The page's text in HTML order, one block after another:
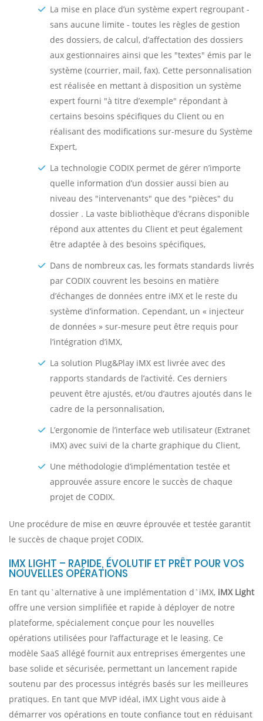
La mise en place d’un système expert regroupant -
sans aucune limite - toutes les règles de gestion
des dossiers, de calcul, d’affectation des dossiers
aux gestionnaires ainsi que les "textes" émis par le
système (courrier, mail, fax). Cette personnalisation
est réalisée en mettant à disposition un système
expert fourni "à titre d’exemple" répondant à
certains besoins spécifiques du Client ou en
réalisant des modifications sur-mesure du Système
Expert,
La technologie CODIX permet de gérer n’importe
quelle information d’un dossier aussi bien au
niveau des "intervenants" que des "pièces" du
dossier . La vaste bibliothèque d’écrans disponible
répond aux attentes du Client et peut également
être adaptée à des besoins spécifiques,
Dans de nombreux cas, les formats standards livrés
par CODIX couvrent les besoins en matière
d’échanges de données entre iMX et le reste du
système d’information. Cependant, un « injecteur
de données » sur-mesure peut être requis pour
l’intégration d’iMX,
La solution Plug&Play iMX est livrée avec des
rapports standards de l’activité. Ces derniers
peuvent être ajustés, et/ou d’autres ajoutés dans le
cadre de la personnalisation,
L’ergonomie de l’interface web utilisateur (Extranet
iMX) avec suivi de la charte graphique du Client,
Une méthodologie d’implémentation testée et
approuvée assure encore le succès de chaque
projet de CODIX.
Une procédure de mise en œuvre éprouvée et testée garantit
le succès de chaque projet CODIX.
IMX LIGHT – RAPIDE, ÉVOLUTIF ET PRÊT POUR VOS
NOUVELLES OPÉRATIONS
En tant qu`alternative à une implémentation d`iMX, iMX Light
offre une version simplifiée et rapide à déployer de notre
plateforme, spécialement conçue pour les nouvelles
opérations utilisées pour l’affacturage et le leasing. Ce
modèle SaaS allégé fournit aux entreprises émergentes une
base solide et sécurisée, permettant un lancement rapide
soutenu par des processus intégrés basés sur les meilleures
pratiques. En tant que MVP idéal, iMX Light vous aide à
démarrer vos opérations en toute confiance tout en réduisant